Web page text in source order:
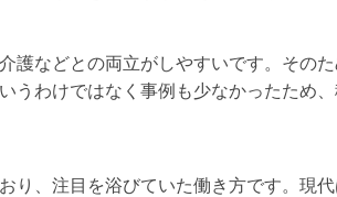
護などとの両立がしやすいです。その
うわけではなく事例も少なかったため
り、注目を浴びていた働き方です。現